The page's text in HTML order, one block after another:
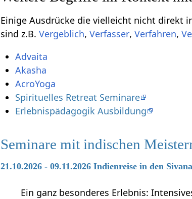
Einige Ausdrücke die vielleicht nicht direkt in Verbindung stehen
sind z.B.
, , ,
Advaita
Akasha
AcroYoga
Spirituelles Retreat Seminare
Erlebnispädagogik Ausbildung
Seminare mit indischen
21.10.2026 - 09.11.2026 Indienreise in den
Ein ganz besonderes Erlebnis: